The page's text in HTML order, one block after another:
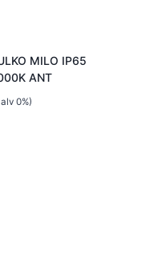
MILO IP65
ANT
alv 0%)